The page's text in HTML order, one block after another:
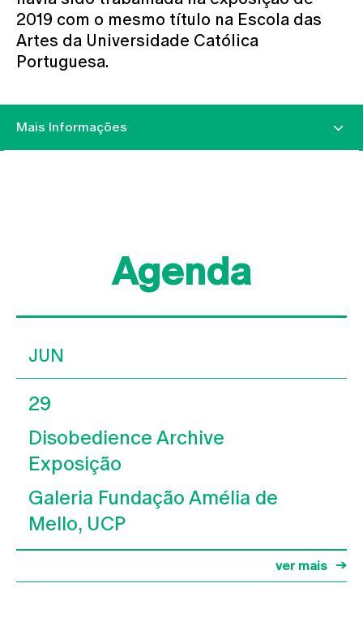
2019 com o mesmo título na Escola das
Artes da Universidade Católica
Portuguesa.
Mais Informações
Agenda
JUN
29
Disobedience Archive
Exposição
Galeria Fundação Amélia de
Mello, UCP
ver mais